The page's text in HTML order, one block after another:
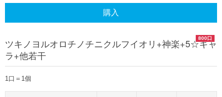
購入
800口
ツキノヨルオロチノチニクルフイオリ+神楽+5☆キャ
ラ+他若干
1口＝1個